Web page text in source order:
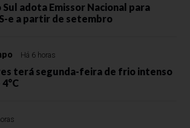
adota Emissor Nacional para
e a partir de setembro
Há 6 horas
terá segunda-feira de frio intenso